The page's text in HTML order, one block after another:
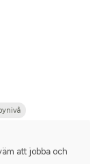
att jobba och